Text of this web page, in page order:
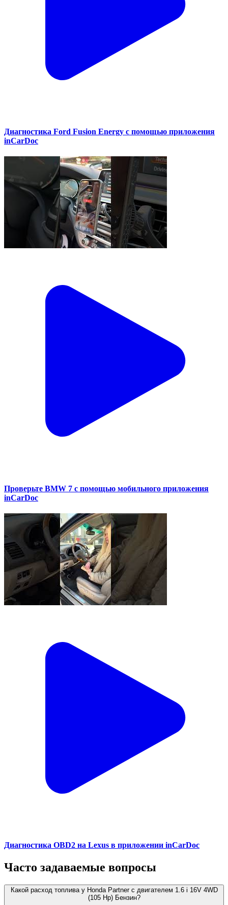
Диагностика Ford Fusion Energy с помощью приложения
inCarDoc
Проверьте BMW 7 с помощью мобильного приложения
inCarDoc
Диагностика OBD2 на Lexus в приложении inCarDoc
Часто задаваемые вопросы
Какой расход топлива у Honda Partner с двигателем 1.6 i 16V 4WD
(105 Hp) Бензин?